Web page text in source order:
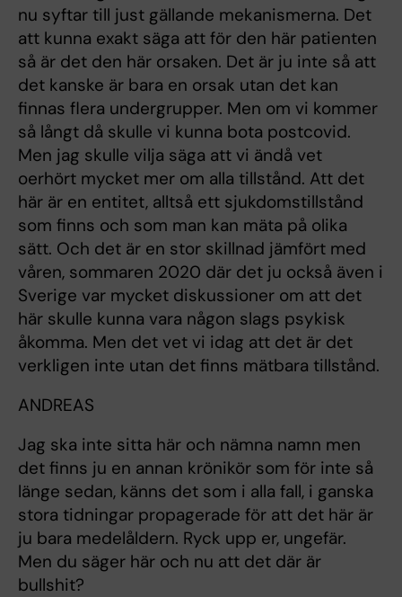
nu syftar till just gällande mekanismerna. Det
att kunna exakt säga att för den här patienten
så är det den här orsaken. Det är ju inte så att
det kanske är bara en orsak utan det kan
finnas flera undergrupper. Men om vi kommer
så långt då skulle vi kunna bota postcovid.
Men jag skulle vilja säga att vi ändå vet
oerhört mycket mer om alla tillstånd. Att det
här är en entitet, alltså ett sjukdomstillstånd
som finns och som man kan mäta på olika
sätt. Och det är en stor skillnad jämfört med
våren, sommaren 2020 där det ju också även i
Sverige var mycket diskussioner om att det
här skulle kunna vara någon slags psykisk
åkomma. Men det vet vi idag att det är det
verkligen inte utan det finns mätbara tillstånd.
ANDREAS
Jag ska inte sitta här och nämna namn men
det finns ju en annan krönikör som för inte så
länge sedan, känns det som i alla fall, i ganska
stora tidningar propagerade för att det här är
ju bara medelåldern. Ryck upp er, ungefär.
Men du säger här och nu att det där är
bullshit?